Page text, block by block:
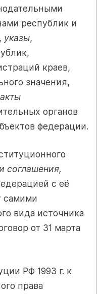
республик и
указы,
краев,
значения,
органов
федерации.
соглашения,
с её
самими
вида источника
от 31 марта
РФ 1993 г. к
права